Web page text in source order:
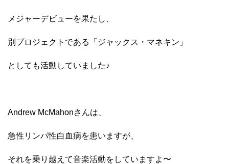
メジャーデビューを果たし、
別プロジェクトである「ジャックス・マネキン」
としても活動していました♪
Andrew McMahonさんは、
急性リンパ性白血病を患いますが、
それを乗り越えて音楽活動をしていますよ〜